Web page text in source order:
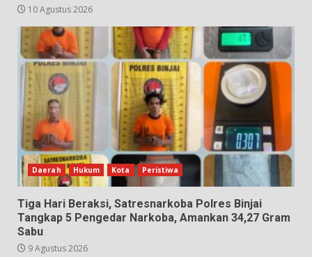
10 Agustus 2026
Daerah Hukum Kota Peristiwa
Tiga Hari Beraksi, Satresnarkoba Polres Binjai
Tangkap 5 Pengedar Narkoba, Amankan 34,27 Gram
Sabu
9 Agustus 2026